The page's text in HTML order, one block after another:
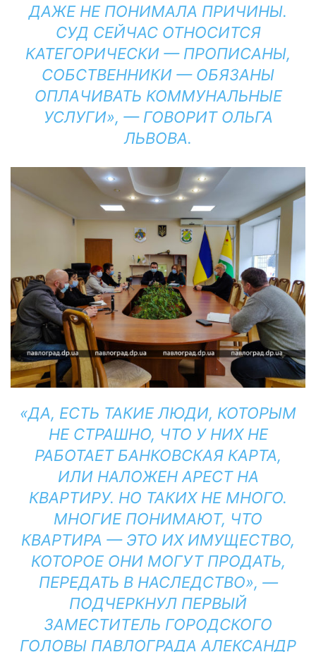
ДАЖЕ НЕ ПОНИМАЛА ПРИЧИНЫ.
СУД СЕЙЧАС ОТНОСИТСЯ
КАТЕГОРИЧЕСКИ — ПРОПИСАНЫ,
СОБСТВЕННИКИ — ОБЯЗАНЫ
ОПЛАЧИВАТЬ КОММУНАЛЬНЫЕ
УСЛУГИ», — ГОВОРИТ ОЛЬГА
ЛЬВОВА.
«ДА, ЕСТЬ ТАКИЕ ЛЮДИ, КОТОРЫМ
НЕ СТРАШНО, ЧТО У НИХ НЕ
РАБОТАЕТ БАНКОВСКАЯ КАРТА,
ИЛИ НАЛОЖЕН АРЕСТ НА
КВАРТИРУ. НО ТАКИХ НЕ МНОГО.
МНОГИЕ ПОНИМАЮТ, ЧТО
КВАРТИРА — ЭТО ИХ ИМУЩЕСТВО,
КОТОРОЕ ОНИ МОГУТ ПРОДАТЬ,
ПЕРЕДАТЬ В НАСЛЕДСТВО», —
ПОДЧЕРКНУЛ ПЕРВЫЙ
ЗАМЕСТИТЕЛЬ ГОРОДСКОГО
ГОЛОВЫ ПАВЛОГРАДА АЛЕКСАНДР